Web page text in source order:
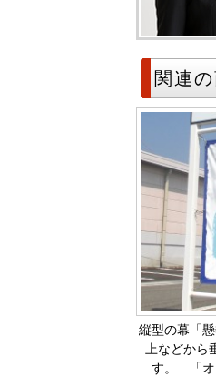
関連
縦型の幕「
上などか
す。 「